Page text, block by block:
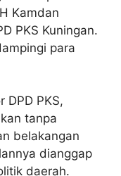
Kamdan
PKS Kuningan.
para
DPD PKS,
tanpa
belakangan
dianggap
daerah.